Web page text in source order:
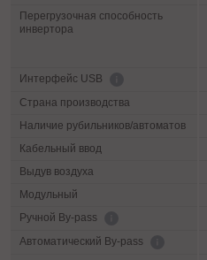
Перегрузочная способность
инвертора
Интерфейс USB
Страна производства
Наличие рубильников/автоматов
Кабельный ввод
Выдув воздуха
Модульный
Ручной By-pass
Автоматический By-pass